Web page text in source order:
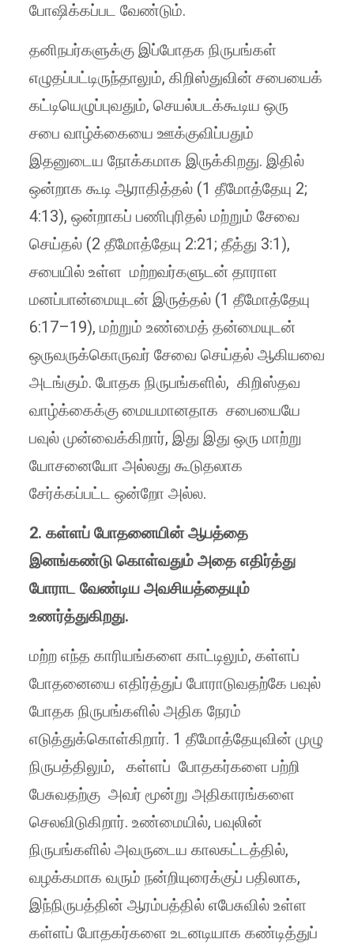
போஷிக்கப்பட வேண்டும்.
தனிநபர்களுக்கு இப்போதக நிருபங்கள்
எழுதப்பட்டிருந்தாலும், கிறிஸ்துவின் சபையைக்
கட்டியெழுப்புவதும், செயல்படக்கூடிய ஒரு
சபை வாழ்க்கையை ஊக்குவிப்பதும்
இதனுடைய நோக்கமாக இருக்கிறது. இதில்
ஒன்றாக கூடி ஆராதித்தல் (1 தீமோத்தேயு 2;
4:13), ஒன்றாகப் பணிபுரிதல் மற்றும் சேவை
செய்தல் (2 தீமோத்தேயு 2:21; தீத்து 3:1),
சபையில் உள்ள மற்றவர்களுடன் தாராள
மனப்பான்மையுடன் இருத்தல் (1 தீமோத்தேயு
6:17–19), மற்றும் உண்மைத் தன்மையுடன்
ஒருவருக்கொருவர் சேவை செய்தல் ஆகியவை
அடங்கும். போதக நிருபங்களில், கிறிஸ்தவ
வாழ்க்கைக்கு மையமானதாக சபையையே
பவுல் முன்வைக்கிறார், இது இது ஒரு மாற்று
யோசனையோ அல்லது கூடுதலாக
சேர்க்கப்பட்ட ஒன்றோ அல்ல.
2. கள்ளப் போதனையின் ஆபத்தை
இனங்கண்டு கொள்வதும் அதை எதிர்த்து
போராட வேண்டிய அவசியத்தையும்
உணர்த்துகிறது.
மற்ற எந்த காரியங்களை காட்டிலும், கள்ளப்
போதனையை எதிர்த்துப் போராடுவதற்கே பவுல்
போதக நிருபங்களில் அதிக நேரம்
எடுத்துக்கொள்கிறார். 1 தீமோத்தேயுவின் முழு
நிருபத்திலும், கள்ளப் போதகர்களை பற்றி
பேசுவதற்கு அவர் மூன்று அதிகாரங்களை
செலவிடுகிறார். உண்மையில், பவுலின்
நிருபங்களில் அவருடைய காலகட்டத்தில்,
வழக்கமாக வரும் நன்றியுரைக்குப் பதிலாக,
இந்நிருபத்தின் ஆரம்பத்தில் எபேசுவில் உள்ள
கள்ளப் போதகர்களை உடனடியாக கண்டித்துப்